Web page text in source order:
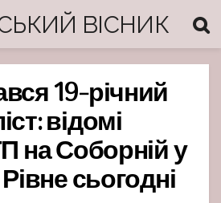
ВІСНИК
19-річний
відомі
на Соборній у
сьогодні